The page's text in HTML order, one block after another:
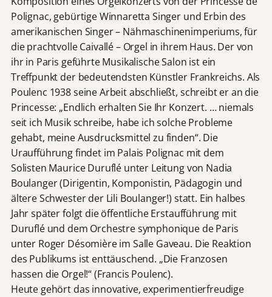
Polignac, gebürtige Winnaretta Singer und Erbin des
amerikanischen Singer – Nähmaschinenimperiums, für
die prachtvolle Caivallé – Orgel in ihrem Haus. Der von
ihr in Paris geführte Musikalische Salon ist ein
Treffpunkt der bedeutendsten Künstler Frankreichs. Als
Poulenc 1938 seine Arbeit abschließt, schreibt er an die
Princesse: „Endlich erhalten Sie Ihr Konzert. … niemals
seit ich Musik schreibe, habe ich solche Probleme
gehabt, meine Ausdrucksmittel zu finden“. Die
Uraufführung findet im Palais Polignac mit dem
Solisten Maurice Duruflé unter Leitung von Nadia
Boulanger (Dirigentin, Komponistin, Pädagogin und
ältere Schwester der Lili Boulanger!) statt. Ein halbes
Jahr später folgt die öffentliche Erstaufführung mit
Duruflé und dem Orchestre symphonique de Paris
unter Roger Désomière im Salle Gaveau. Die Reaktion
des Publikums ist enttäuschend. „Die Franzosen
hassen die Orgel!“ (Francis Poulenc).
Heute gehört das innovative, experimentierfreudige